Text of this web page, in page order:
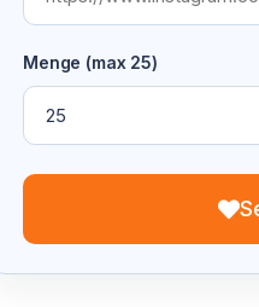
Menge (max 25)